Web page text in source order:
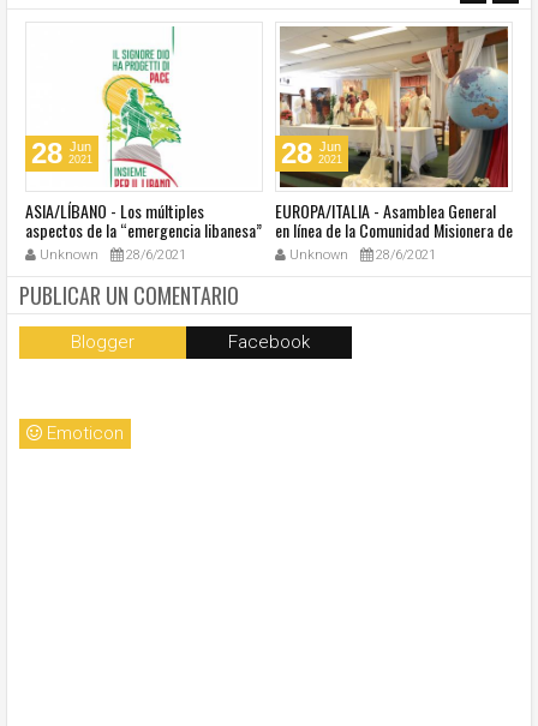
28 Jun
2021
ASIA/LÍBANO - Los múltiples
aspectos de la “emergencia libanesa”
al centro de la cumbre eclesial
convocada por el Papa Francisco
Unknown 28/6/2021
28 Jun
2021
EUROPA/ITALIA - Asamblea General
en línea de la Comunidad Misionera de
Villaregia
Unknown 28/6/2021
PUBLICAR UN COMENTARIO
Blogger Facebook
Emoticon